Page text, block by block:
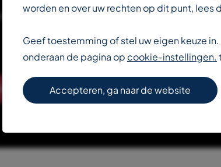
LEES VERDER OVER T-REX
worden en over uw rechten op dit punt, lees
Geef toestemming of stel uw eigen keuze
onderaan de pagina op cookie-instellingen.
Accepteren, ga naar de website